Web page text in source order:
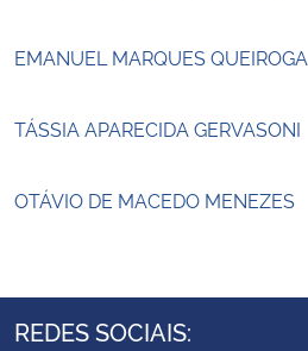
EMANUEL MARQUES QUEIROGA
TÁSSIA APARECIDA GERVASONI
OTÁVIO DE MACEDO MENEZES
REDES SOCIAIS: